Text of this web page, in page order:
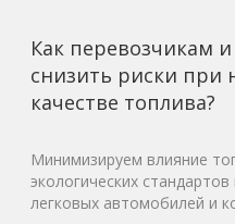
Как перевозчикам
снизить риски при
качестве топлива?
Минимизируем влияние
экологических
легковых автомобилей и